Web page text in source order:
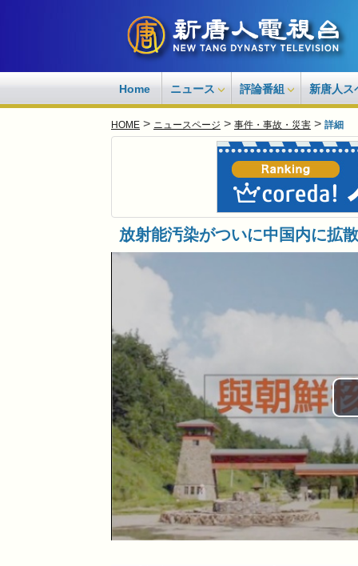
Home ニュース 評論番組 新唐人ス
HOME > ニュースページ > 事件・事故・災害 > 詳細
放射能汚染がついに中国内に拡